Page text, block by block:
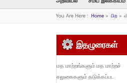
You Are Here : Home» பிற»
இதழுரைகள்
மத மாற்றங்களும் மத மாற்றச்
சலுகைகளும் தடுக்கப்பட